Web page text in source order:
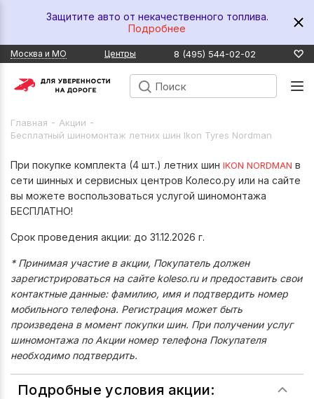
Защитите авто от некачественного топлива.
Подробнее
Москва и МО Центры 8 (495) 544-02-02
Главная - Акции -
Бесплатный шиномонтаж летних шин Ikon Tyres Nordman
При покупке комплекта (4 шт.) летних шин IKON NORDMAN в
сети шинных и сервисных центров Колесо.ру или на сайте
вы можете воспользоваться услугой шиномонтажа
БЕСПЛАТНО!
Срок проведения акции: до 31.12.2026 г.
* Принимая участие в акции, Покупатель должен
зарегистрироваться на сайте koleso.ru и предоставить свои
контактные данные: фамилию, имя и подтвердить номер
мобильного телефона. Регистрация может быть
произведена в момент покупки шин. При получении услуг
шиномонтажа по Акции номер телефона Покупателя
необходимо подтвердить.
Подробные условия акции: